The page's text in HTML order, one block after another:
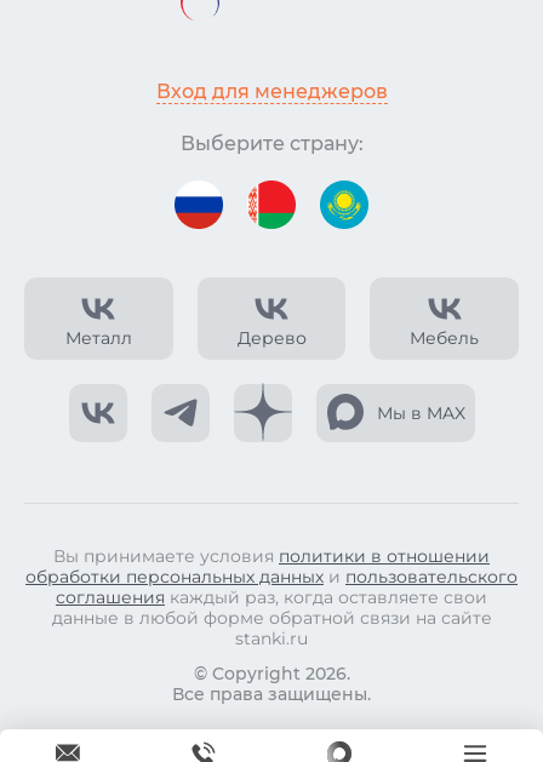
Металл Дерево Мебель
Мы в MAX
Вход для менеджеров
Выберите страну:
Вы принимаете условия политики в отношении
обработки персональных данных и пользовательского
соглашения каждый раз, когда оставляете свои
данные в любой форме обратной связи на сайте
stanki.ru
© Copyright 2026.
Все права защищены.